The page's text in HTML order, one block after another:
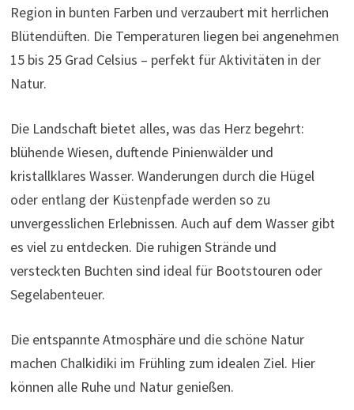
Region in bunten Farben und verzaubert mit herrlichen
Blütendüften. Die Temperaturen liegen bei angenehmen
15 bis 25 Grad Celsius – perfekt für Aktivitäten in der
Natur.
Die Landschaft bietet alles, was das Herz begehrt:
blühende Wiesen, duftende Pinienwälder und
kristallklares Wasser. Wanderungen durch die Hügel
oder entlang der Küstenpfade werden so zu
unvergesslichen Erlebnissen. Auch auf dem Wasser gibt
es viel zu entdecken. Die ruhigen Strände und
versteckten Buchten sind ideal für Bootstouren oder
Segelabenteuer.
Die entspannte Atmosphäre und die schöne Natur
machen Chalkidiki im Frühling zum idealen Ziel. Hier
können alle Ruhe und Natur genießen.